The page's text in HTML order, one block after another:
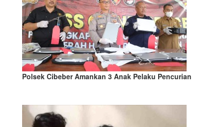
Polsek Cibeber Amankan 3 Anak Pelaku Pencurian